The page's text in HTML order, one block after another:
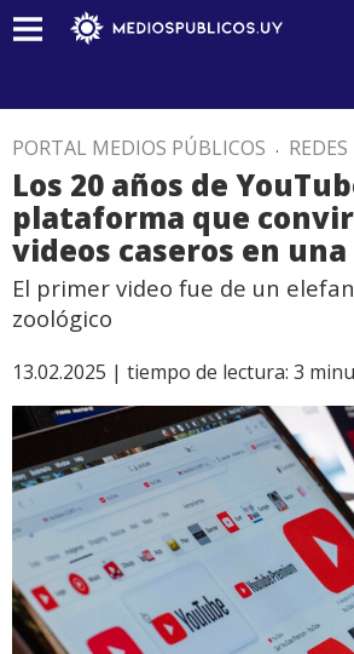
PORTAL MEDIOS PÚBLICOS . REDES
Los 20 años de
plataforma que
videos caseros en
El primer video fue de un
zoológico
13.02.2025 | tiempo de lectura: 3